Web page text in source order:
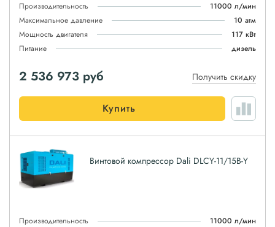
Производительность
11000 л/мин
Максимальное давление
10 атм
Мощность двигателя
117 кВт
Питание
дизель
2 536 973 руб Получить скидку
Купить
Винтовой компрессор Dali DLCY-11/15B-Y
Производительность
11000 л/мин